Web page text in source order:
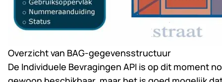
Overzicht van BAG-gegevensstructuur
De Individuele Bevragingen API is op dit moment